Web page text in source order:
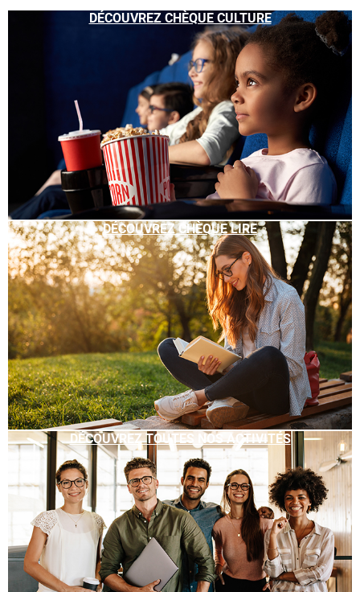
DÉCOUVREZ CHÈQUE CULTURE
DÉCOUVREZ CHÈQUE LIRE
DÉCOUVREZ TOUTES NOS ACTIVITÉS